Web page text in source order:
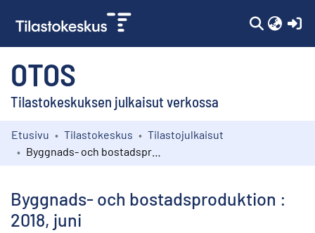
OTOS
Tilastokeskuksen julkaisut verkossa
Kokoelmat
Etusivu Tilastokeskus
Tilastojulkaisut
Byggnads- och bostadsproduktion :
2018, juni